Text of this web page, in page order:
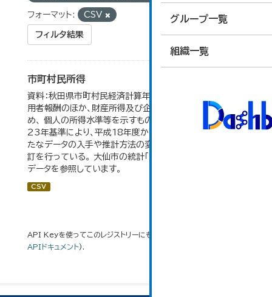
グループ一覧
組織一覧
フォーマット: CSV
フィルタ結果
市町村民所得
資料：秋田県市町村民経済計算年報。市町村民所得は、雇
用者報酬のほか、財産所得及び企業所得も含んでいるた
め、 個人の所得水準等を示すものではない。数値は平成
23年基準により、平成18年度から作成されたもので、 新
たなデータの入手や推計方法の変更により、毎年度遡及改
訂を行っている。 大仙市の統計「16-2 市町村民所得」の
データを参照しています。
CSV
API Keyを使ってこのレジストリーにもアクセス可能です
APIドキュメント).